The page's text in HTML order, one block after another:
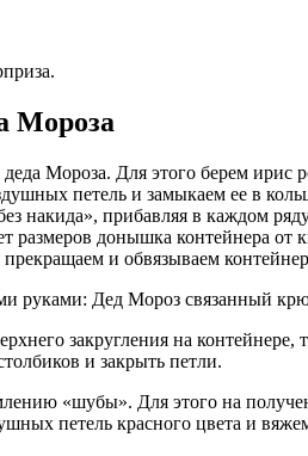
Мороза
Мороза. Для этого берем ирис
петель и замыкаем ее в
накида», прибавляя в каждом
размеров донышка контейнера от
и обвязываем
закругления на контейнере,
и закрыть петли.
«шубы». Для этого на
петель красного цвета и